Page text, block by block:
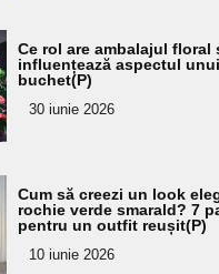
Ce rol are ambalajul floral
influențează aspectul
buchet(P)
30 iunie 2026
Cum să creezi un look
rochie verde smarald? 7
pentru un outfit reușit(P)
10 iunie 2026